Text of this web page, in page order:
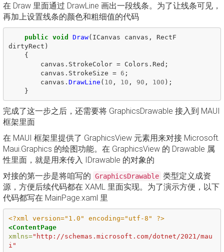
在 Draw 里面通过 DrawLine 画出一段线条。为了让线条可见，
再加上设置线条的颜色和粗细值的代码
public void Draw( ICanvas canvas ,
RectF
dirtyRect )
{
canvas . StrokeColor = Colors . Red ;
canvas . StrokeSize = 6 ;
canvas . DrawLine ( 10 , 10 , 90 , 100 );
}
完成了这一步之后，还需要将 GraphicsDrawable 接入到 MAUI
框架里面
在 MAUI 框架里提供了 GraphicsView 元素用来对接 Microsoft.
Maui.Graphics 的绘图功能。在 GraphicsView 的 Drawable 属
性里面，就是用来传入 IDrawable 的对象的
对接的第一步是将咱写的 GraphicsDrawable 类型定义成资
源，方便后续代码都在 XAML 里面实现。为了演示方便，以下
代码都写在 MainPage.xaml 里
<?xml version="1.0" encoding="utf-8" ?>
<ContentPage
xmlns="http://schemas.microsoft.com/dotnet/2021/mau
i"